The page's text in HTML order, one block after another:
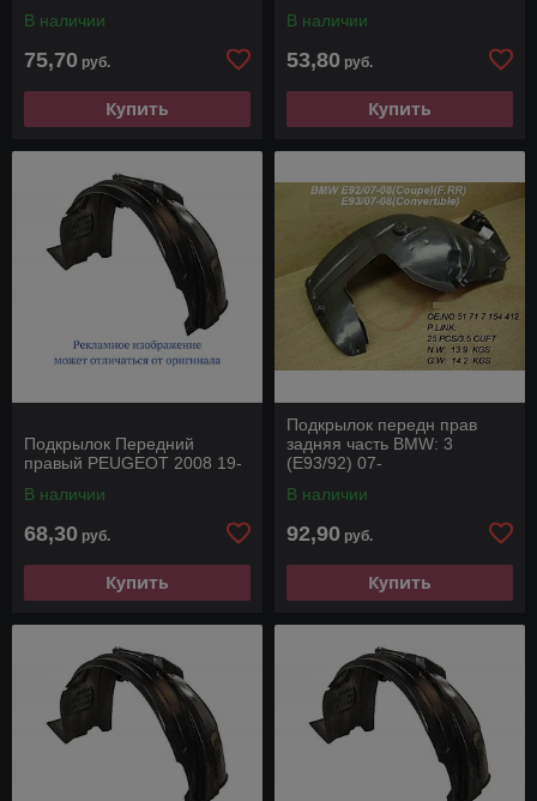
В наличии
75,70 руб.
Купить
В наличии
53,80 руб.
Купить
Подкрылок Передний
правый PEUGEOT 2008 19-
В наличии
68,30 руб.
Купить
Подкрылок передн прав
задняя часть BMW: 3
(E93/92) 07-
В наличии
92,90 руб.
Купить